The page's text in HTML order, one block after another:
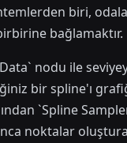
biri,
bağlamaktır.
nodu ile
bir spline'ı
`Spline
noktalar